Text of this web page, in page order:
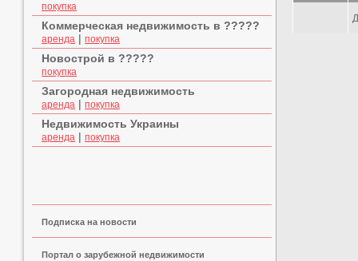
покупка
Коммерческая недвижимость в ?????
аренда | покупка
Новострой в ?????
покупка
Загородная недвижимость
аренда | покупка
Недвижимость Украины
аренда | покупка
Подписка на новости
Портал о зарубежной недвижимости